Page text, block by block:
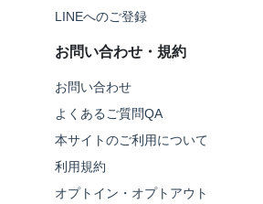
LINEへのご登録
お問い合わせ・規約
お問い合わせ
よくあるご質問QA
本サイトのご利用について
利用規約
オプトイン・オプトアウト